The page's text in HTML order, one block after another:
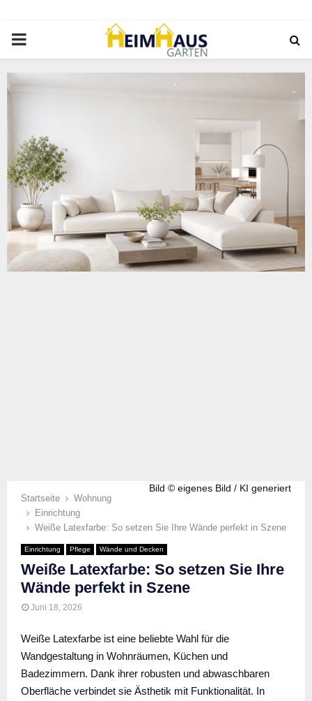
PRIMARY
MENU
Bild © eigenes Bild / KI generiert
Startseite
Wohnung
Einrichtung
Weiße Latexfarbe: So setzen Sie Ihre Wände perfekt in Szene
Einrichtung Pflege Wände und Decken
Weiße Latexfarbe: So setzen Sie Ihre
Wände perfekt in Szene
Juni 18, 2026
Weiße Latexfarbe ist eine beliebte Wahl für die
Wandgestaltung in Wohnräumen, Küchen und
Badezimmern. Dank ihrer robusten und abwaschbaren
Oberfläche verbindet sie Ästhetik mit Funktionalität. In